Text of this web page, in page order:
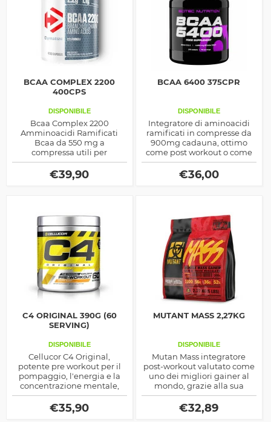
BCAA COMPLEX 2200
400CPS
DISPONIBILE
Bcaa Complex 2200
Amminoacidi Ramificati
Bcaa da 550 mg a
compressa utili per
aumentare la produzione
energetica, rapidamente
assimilabili by Dymatize
€39,90
BCAA 6400 375CPR
DISPONIBILE
Integratore di aminoacidi
ramificati in compresse da
900mg cadauna, ottimo
come post workout o come
sostegno alla prestazione
fisica durante la dieta per
dimagrire
€36,00
C4 ORIGINAL 390G (60
SERVING)
DISPONIBILE
Cellucor C4 Original,
potente pre workout per il
pompaggio, l'energia e la
concentrazione mentale,
ideale per affrontare
allenamenti esplosivi e
produttivi di risultati
€35,90
MUTANT MASS 2,27KG
DISPONIBILE
Mutan Mass integratore
post-workout valutato come
uno dei migliori gainer al
mondo, grazie alla sua
miscela di carboidrati e
proteine promuove la
crescita muscolare
€32,89